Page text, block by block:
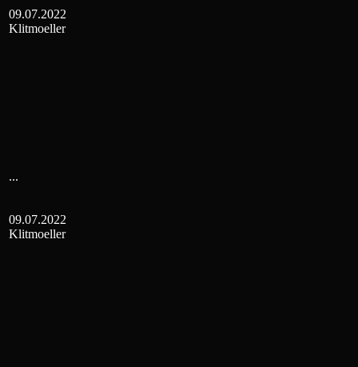
09.07.2022
Klitmoeller
...
09.07.2022
Klitmoeller